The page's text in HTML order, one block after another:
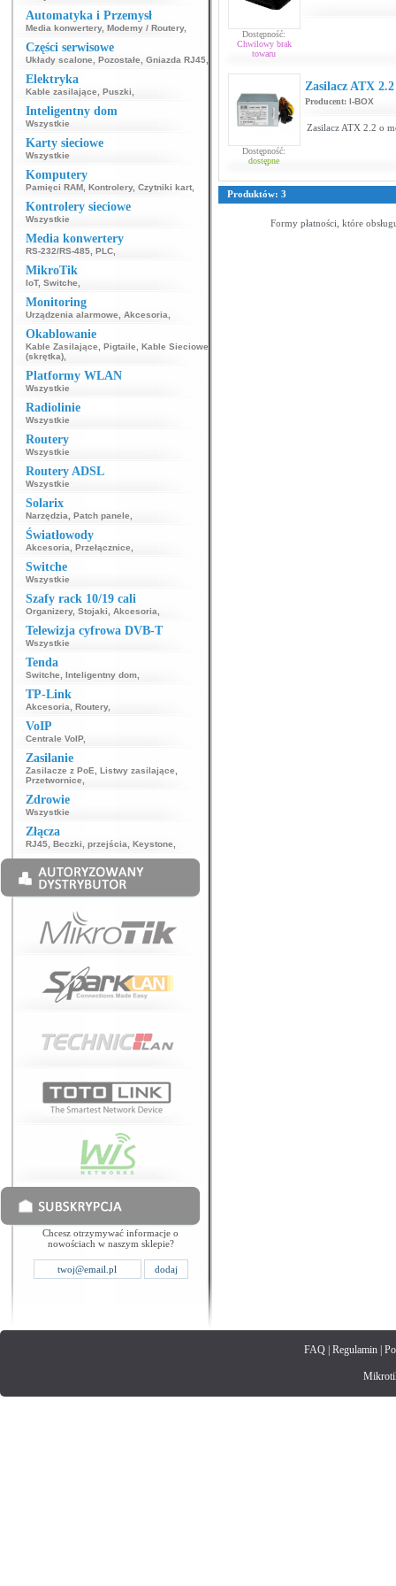
Automatyka i Przemysł
Media konwertery, Modemy / Routery,
Części serwisowe
Układy scalone Pozostałe Gniazda RJ45
Elektryka
Kable zasilające Puszki
Inteligentny dom
Wszystkie
Karty sieciowe
Wszystkie
Komputery
Pamięci RAM Kontrolery, Czytniki kart
Kontrolery sieciowe
Wszystkie
Media konwertery
RS-232/RS-485 PLC
MikroTik
IoT, Switche
Monitoring
Urządzenia alarmowe Akcesoria
Okablowanie
Kable Zasilające Pigtaile
Kable Sieciowe
(skrętka)
Platformy WLAN
Wszystkie
Radiolinie
Wszystkie
Routery
Wszystkie
Routery ADSL
Wszystkie
Solarix
Narzędzia Patch panele
Światłowody
Akcesoria Przełącznice
Switche
Wszystkie
Szafy rack 10/19 cali
Organizery, Stojaki Akcesoria
Telewizja cyfrowa DVB-T
Wszystkie
Tenda
Switche Inteligentny dom
TP-Link
Akcesoria Routery,
VoIP
Centrale VoIP,
Zasilanie
Zasilacze z PoE Listwy zasilające
Przetwornice
Zdrowie
Wszystkie
Złącza
RJ45 Beczki, przejścia Keystone
Chcesz otrzymywać informacje o
nowościach w naszym sklepie?
Dostępność:
Chwilowy brak
towaru
Dostępność:
dostępne
Zasilacz ATX
Producent: I-BOX
Zasilacz ATX 2.2 o
Produktów: 3
Formy płatności, które
FAQ| Regulamin|